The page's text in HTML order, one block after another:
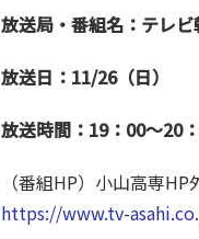
放送局・番組名：テレビ
放送日：11/26（日）
放送時間：19：00～20
（番組HP）小山高専
https://www.tv-